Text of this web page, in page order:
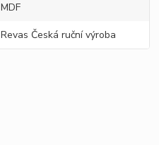
MDF
Revas Česká ruční výroba